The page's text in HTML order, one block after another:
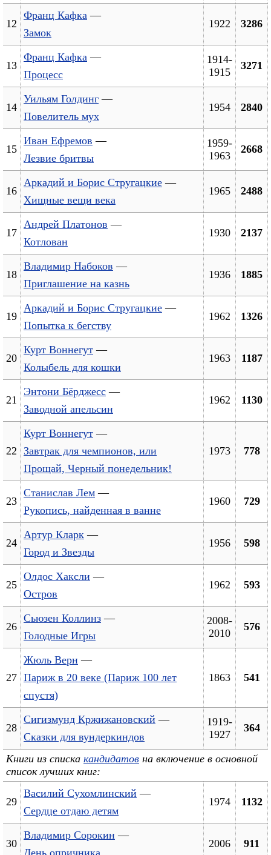
12
Франц Кафка —
Замок
1922 3286
13
Франц Кафка —
Процесс
1914-
1915
3271
14
Уильям Голдинг —
Повелитель мух
1954 2840
15
Иван Ефремов —
Лезвие бритвы
1959-
1963
2668
16
Аркадий и Борис Стругацкие —
Хищные вещи века
1965 2488
17
Андрей Платонов —
Котлован
1930 2137
18
Владимир Набоков —
Приглашение на казнь
1936 1885
19
Аркадий и Борис Стругацкие —
Попытка к бегству
1962 1326
20
Курт Воннегут —
Колыбель для кошки
1963 1187
21
Энтони Бёрджесс —
Заводной апельсин
1962 1130
22
Курт Воннегут —
Завтрак для чемпионов, или
Прощай, Черный понедельник!
1973 778
23
Станислав Лем —
Рукопись, найденная в ванне
1960 729
24
Артур Кларк —
Город и Звезды
1956 598
25
Олдос Хаксли —
Остров
1962 593
26
Сьюзен Коллинз —
Голодные Игры
2008-
2010
576
27
Жюль Верн —
Париж в 20 веке (Париж 100 лет
спустя)
1863 541
28
Сигизмунд Кржижановский —
Сказки для вундеркиндов
1919-
1927
364
Книги из списка кандидатов на включение в основной
список лучших книг:
29
Василий Сухомлинский —
Сердце отдаю детям
1974 1132
30
Владимир Сорокин —
День опричника
2006 911